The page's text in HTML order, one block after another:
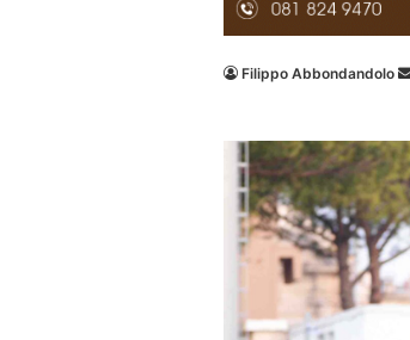
Filippo Abbondandolo